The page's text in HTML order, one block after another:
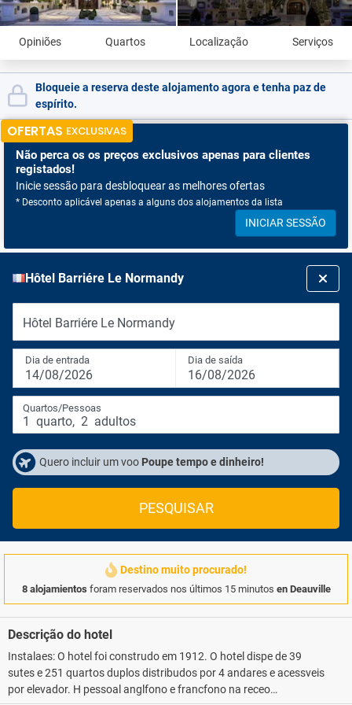
Opiniões Quartos Localização Serviços
Bloqueie a reserva deste alojamento agora e tenha paz de
espírito.
OFERTAS EXCLUSIVAS
Não perca os os preços exclusivos apenas para clientes
registados!
Inicie sessão para desbloquear as melhores ofertas
* Desconto aplicável apenas a alguns dos alojamentos da lista
INICIAR SESSÃO
Hôtel Barriére Le Normandy
Hôtel Barriére Le Normandy
Dia de entrada
14/08/2026
Dia de saída
16/08/2026
Quartos/Pessoas
1 quarto, 2 adultos
Quero incluir um voo Poupe tempo e dinheiro!
PESQUISAR
Destino muito procurado!
8 alojamientos foram reservados nos últimos 15 minutos en Deauville
Descrição do hotel
Instalaes: O hotel foi construdo em 1912. O hotel dispe de 39
sutes e 251 quartos duplos distribudos por 4 andares e acessveis
por elevador. H pessoal anglfono e francfono na receo